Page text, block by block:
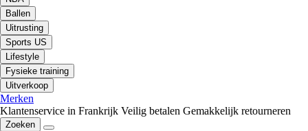
Ballen
Uitrusting
Sports US
Lifestyle
Fysieke training
Uitverkoop
Merken
Klantenservice in Frankrijk Veilig betalen Gemakkelijk retourneren
Zoeken